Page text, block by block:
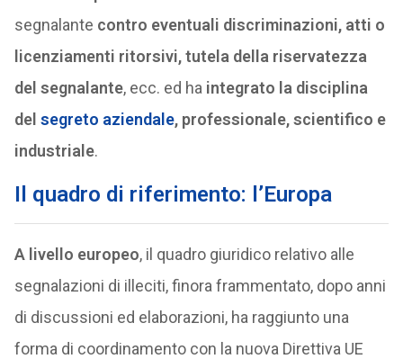
segnalante contro eventuali discriminazioni, atti o
licenziamenti ritorsivi, tutela della riservatezza
del segnalante, ecc. ed ha integrato la disciplina
del segreto aziendale, professionale, scientifico e
industriale.
Il quadro di riferimento: l’Europa
A livello europeo, il quadro giuridico relativo alle
segnalazioni di illeciti, finora frammentato, dopo anni
di discussioni ed elaborazioni, ha raggiunto una
forma di coordinamento con la nuova Direttiva UE